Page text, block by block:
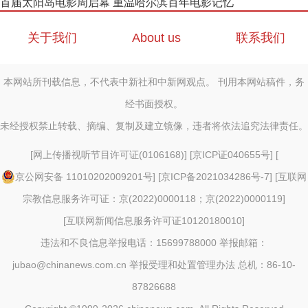
首届太阳岛电影周启幕 重温哈尔滨百年电影记忆
关于我们 About us 联系我们
本网站所刊载信息，不代表中新社和中新网观点。 刊用本网站稿件，务
经书面授权。
未经授权禁止转载、摘编、复制及建立镜像，违者将依法追究法律责任。
[网上传播视听节目许可证(0106168)] [京ICP证040655号] [
京公网安备 11010202009201号] [京ICP备2021034286号-7] [互联网
宗教信息服务许可证：京(2022)0000118；京(2022)0000119]
[互联网新闻信息服务许可证10120180010]
违法和不良信息举报电话：15699788000 举报邮箱：
jubao@chinanews.com.cn 举报受理和处置管理办法 总机：86-10-
87826688